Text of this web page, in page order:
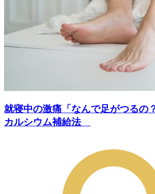
就寝中の激痛「なんで足がつる
カルシウム補給法